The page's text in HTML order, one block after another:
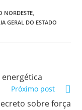
NORDESTE,
GERAL DO ESTADO
Próximo post
sobre força